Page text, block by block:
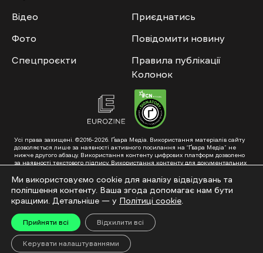
Відео
Фото
Спецпроєкти
Приєднатись
Повідомити новину
Правила публікації
Колонок
Усі права захищені. ©2016-2026. Ґвара Медіа. Використання матеріалів сайту
дозволяється лише за наявності активного посилання на “Ґвара Медіа” не
нижче другого абзацу. Використання контенту цифрових платформ дозволено
за наявності текстового підпису. Використання контенту для документальних
схвалення від редакції.
Суб’єкт у сфері онлайн-медіа; ідентифікатор медіа – R40-01353. Поштова
адреса: ГО «Ґвара Медіа», 61057, Харків, вул. Гоголя, 14, абонентська скринька
№7400
Підкинь нам тему на пошту – hello@gwaramedia.com
Модернізація сайту:
Ми використовуємо cookie для аналізу відвідувань та
поліпшення контенту. Ваша згода допомагає нам бути
кращими. Детальніше — у Політиці cookie
Прийняти всі Відхилити всі
Керувати налаштуваннями